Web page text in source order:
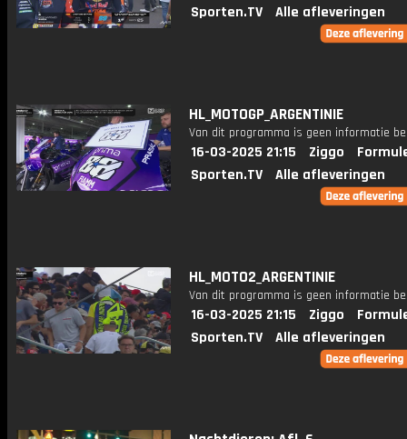
Sporten.TV
Alle afleveringen
HL_MOTOGP_ARGENTINIE
Van dit programma is geen informatie
16-03-2025 21:15 Ziggo
Sporten.TV
Alle afleveringen
HL_MOTO2_ARGENTINIE
Van dit programma is geen informatie
16-03-2025 21:15 Ziggo
Sporten.TV
Alle afleveringen